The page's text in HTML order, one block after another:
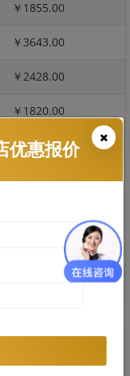
￥1855.00
￥3643.00
￥2428.00
￥1820.00
￥364.00
￥1410.00
￥1220.00
￥2105.00
优惠报价